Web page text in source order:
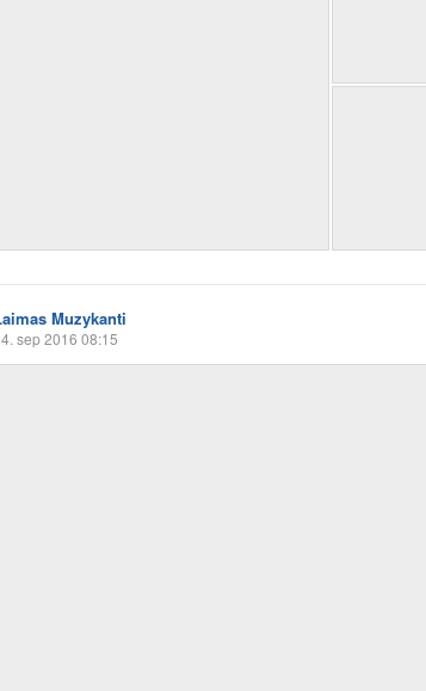
Muzykanti
sep 2016 08:15